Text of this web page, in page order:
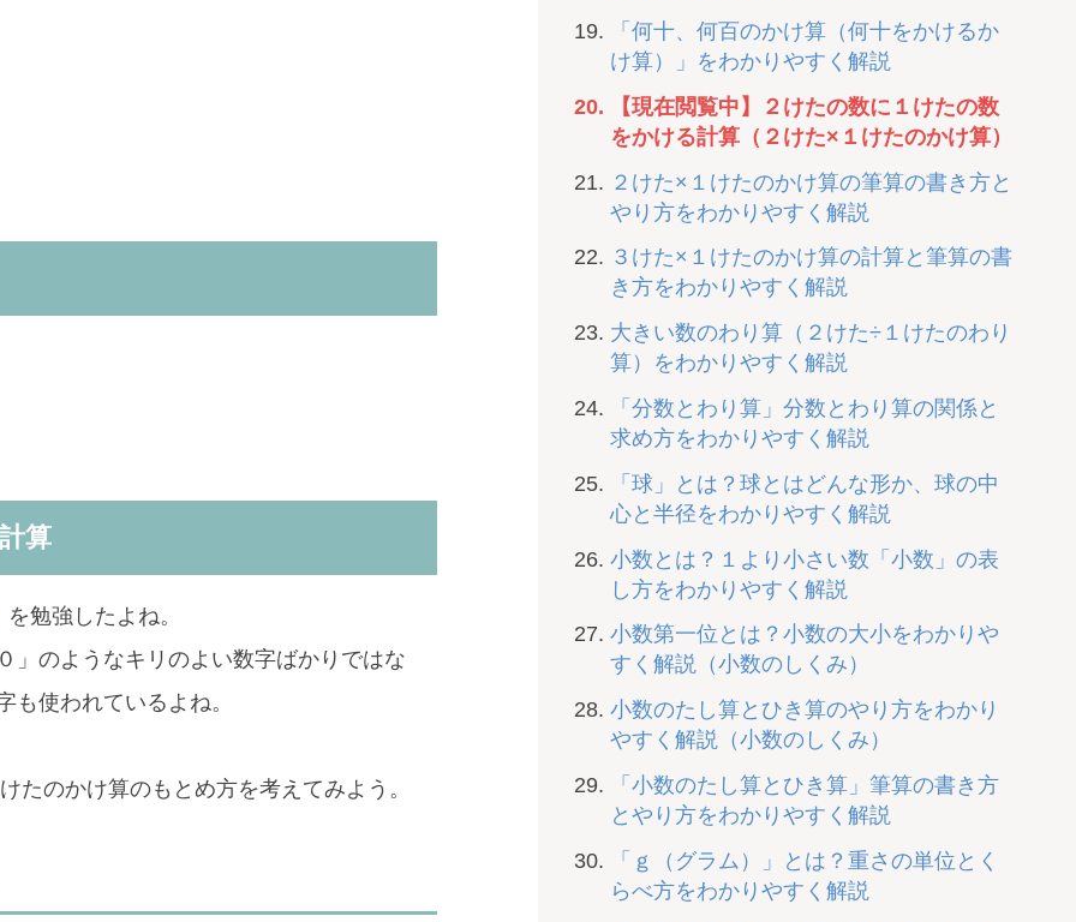
算
を勉強したよね。
」のようなキリのよい数字ばかりではな
も使われているよね。
たのかけ算のもとめ方を考えてみよう。
「何十、何百のかけ算（何十をかけるか
け算）」をわかりやすく解説
【現在閲覧中】２けたの数に１けたの数
をかける計算（２けた×１けたのかけ算）
２けた×１けたのかけ算の筆算の書き方と
やり方をわかりやすく解説
３けた×１けたのかけ算の計算と筆算の書
き方をわかりやすく解説
大きい数のわり算（２けた÷１けたのわり
算）をわかりやすく解説
「分数とわり算」分数とわり算の関係と
求め方をわかりやすく解説
「球」とは？球とはどんな形か、球の中
心と半径をわかりやすく解説
小数とは？１より小さい数「小数」の表
し方をわかりやすく解説
小数第一位とは？小数の大小をわかりや
すく解説（小数のしくみ）
小数のたし算とひき算のやり方をわかり
やすく解説（小数のしくみ）
「小数のたし算とひき算」筆算の書き方
とやり方をわかりやすく解説
「ｇ（グラム）」とは？重さの単位とく
らべ方をわかりやすく解説